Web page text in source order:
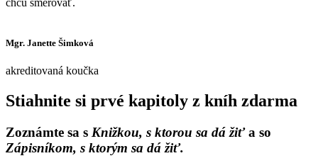
Mgr. Janette Šimková
akreditovaná koučka
Stiahnite si prvé kapitoly z kníh zdarma
Zoznámte sa s Knižkou, s ktorou sa dá žiťa so
Zápisníkom, s ktorým sa dá žiť.